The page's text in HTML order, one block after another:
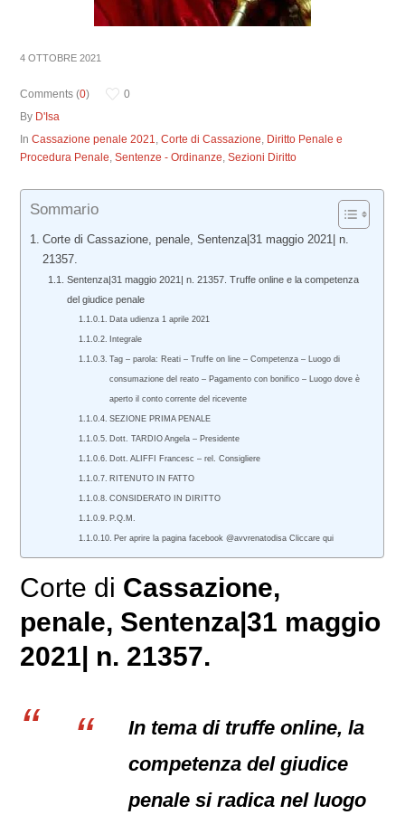
4 OTTOBRE 2021
Comments (0)
0
By D'Isa
InCassazione penale 2021,Corte di Cassazione, Diritto Penale e
Procedura Penale,Sentenze - Ordinanze,Sezioni Diritto
Sommario
Corte di Cassazione, penale, Sentenza|31 maggio 2021| n.
21357.
Sentenza|31 maggio 2021| n. 21357. Truffe online e la competenza
del giudice penale
Data udienza 1 aprile 2021
Integrale
Tag – parola: Reati – Truffe on line – Competenza – Luogo di
consumazione del reato – Pagamento con bonifico – Luogo dove è
aperto il conto corrente del ricevente
SEZIONE PRIMA PENALE
Dott. TARDIO Angela – Presidente
Dott. ALIFFI Francesc – rel. Consigliere
RITENUTO IN FATTO
CONSIDERATO IN DIRITTO
P.Q.M.
Per aprire la pagina facebook @avvrenatodisa Cliccare qui
Corte di Cassazione,
penale, Sentenza|31 maggio
2021| n. 21357.
In tema di truffe online, la
competenza del giudice
penale si radica nel luogo